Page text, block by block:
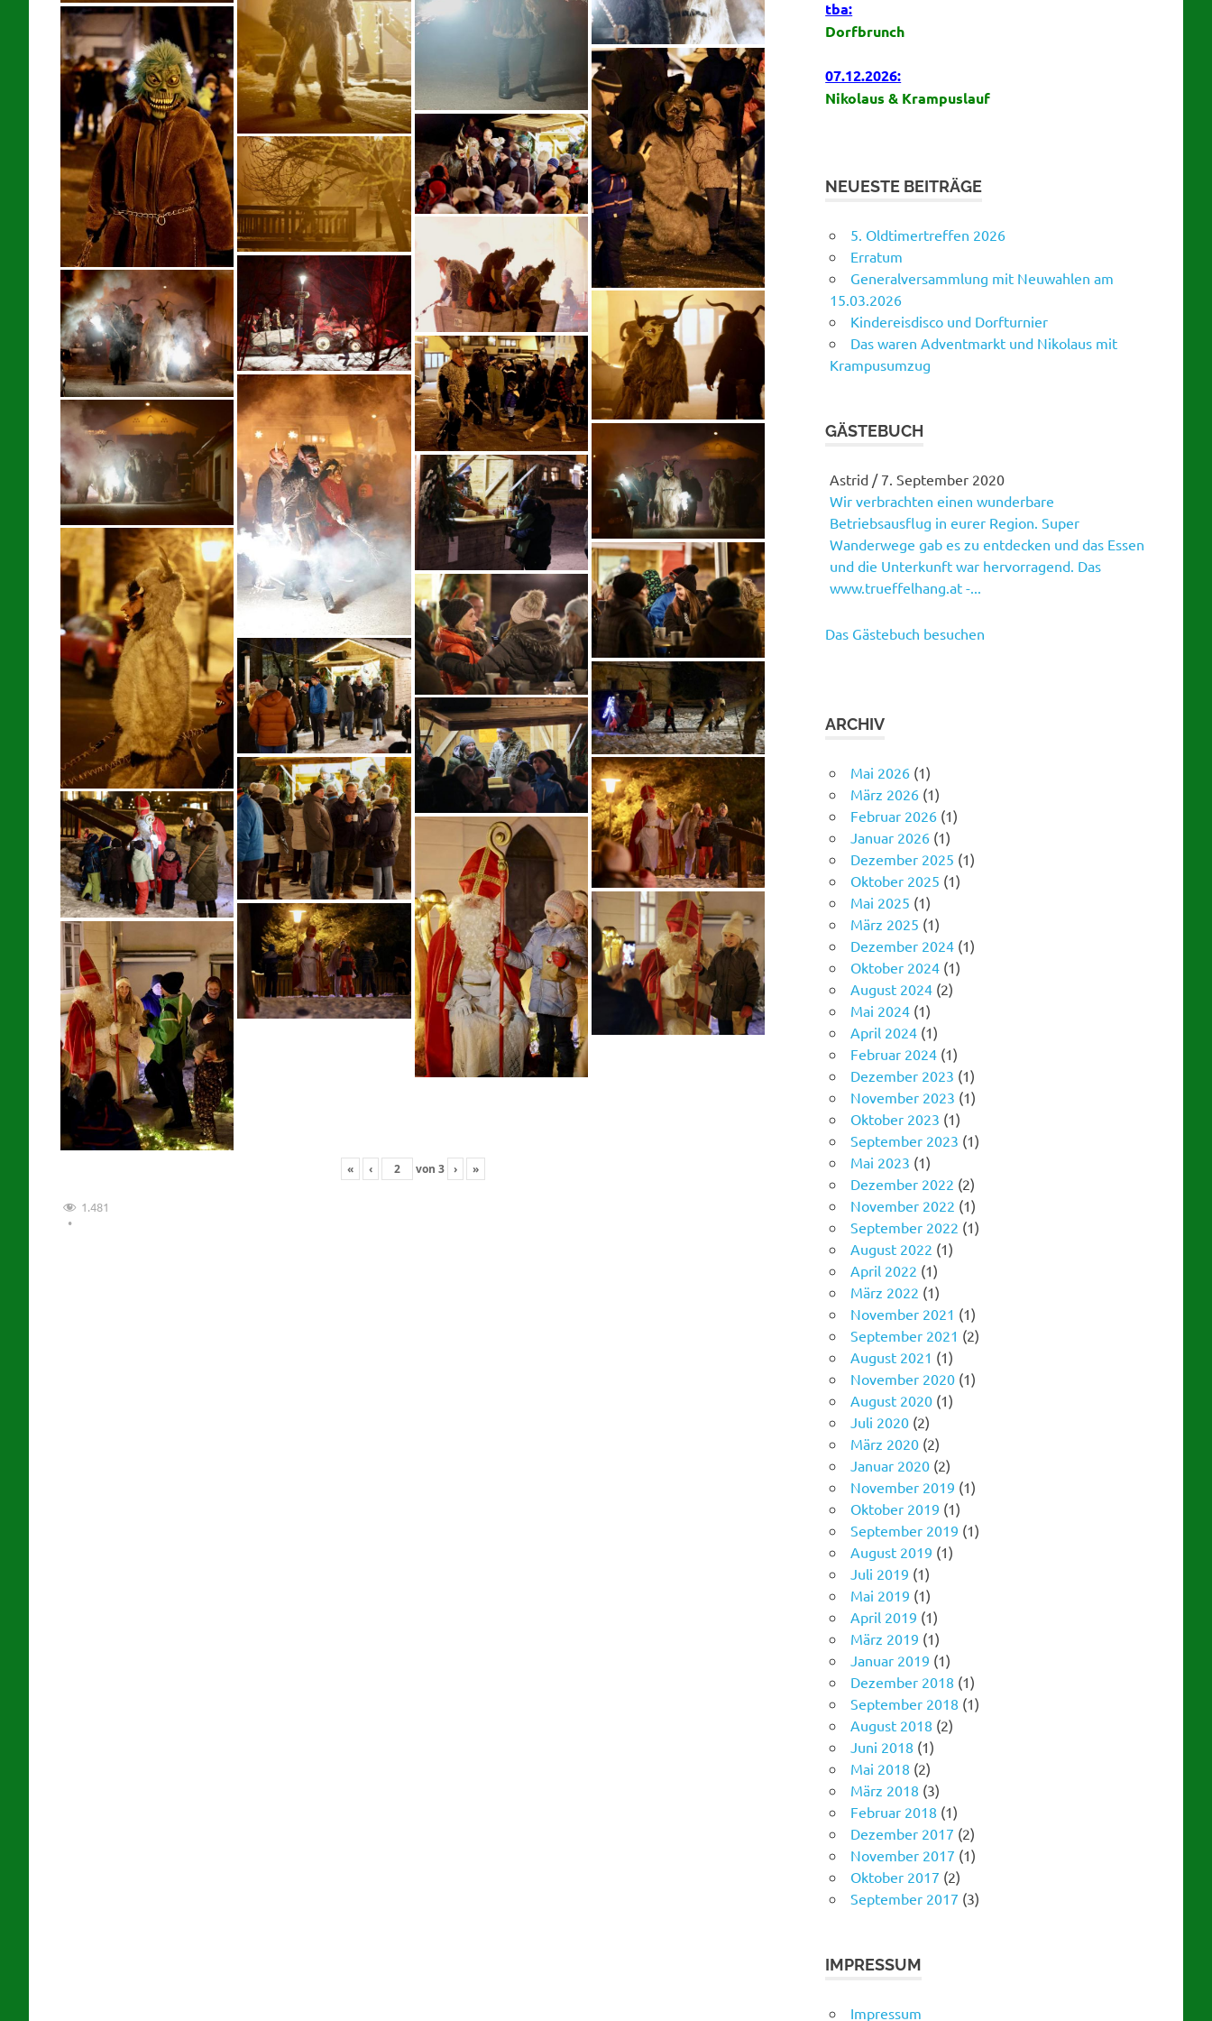
« ‹ von 3 › »
1.481
tba:
Dorfbrunch
07.12.2026:
Nikolaus & Krampuslauf
NEUESTE BEITRÄGE
5. Oldtimertreffen 2026
Erratum
Generalversammlung mit Neuwahlen am
15.03.2026
Kindereisdisco und Dorfturnier
Das waren Adventmarkt und Nikolaus mit
Krampusumzug
GÄSTEBUCH
Martina/21. Januar 2019
Gratulation zu eurem tollen Tanzabend!
Gelungene Versnstaltung!
Das Gästebuch besuchen
Mai 2026
Februar 2026
Januar 2026(1)
Dezember 2025(1)
Oktober 2025(1)
Mai 2025(1)
März 2025(1)
Dezember 2024
Oktober 2024
August 2024(2)
Mai 2024(1)
April 2024(1)
Februar 2024
Dezember 2023
November 2023(1)
Oktober 2023(1)
September 2023 (1)
Mai 2023(1)
Dezember 2022(2)
November 2022
September 2022 (1)
August 2022(1)
April 2022(1)
März 2022(1)
November 2021
September 2021
August 2021(1)
November 2020(1)
August 2020 (1)
Juli 2020(2)
März 2020(2)
Januar 2020
November 2019
Oktober 2019(1)
September 2019 (1)
August 2019(1)
Juli 2019(1)
Mai 2019(1)
April 2019(1)
März 2019(1)
Januar 2019(1)
Dezember 2018
September 2018
August 2018(2)
Juni 2018(1)
Mai 2018(2)
März 2018(3)
Februar 2018
Dezember 2017
November 2017(1)
Oktober 2017(2)
September 2017 (3)
Impressum